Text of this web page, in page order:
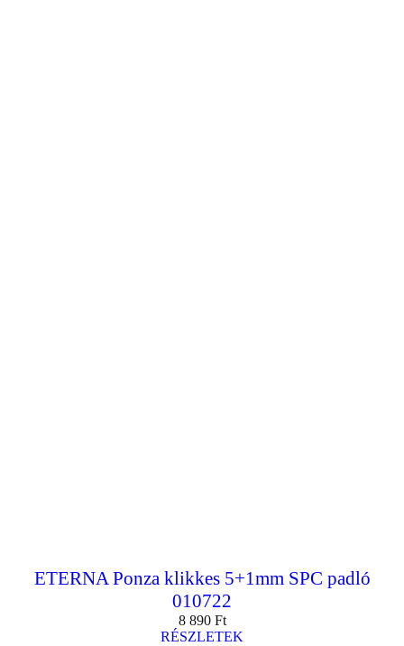
ETERNA Ponza klikkes 5+1mm SPC padló
010722
8 890 Ft
RÉSZLETEK